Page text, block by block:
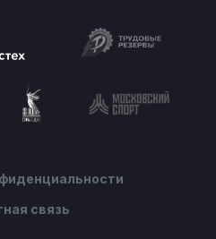
связь